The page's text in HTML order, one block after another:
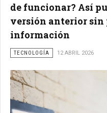
de funcionar? Así
versión anterior sin
información
TECNOLOGÍA 12 ABRIL 2026